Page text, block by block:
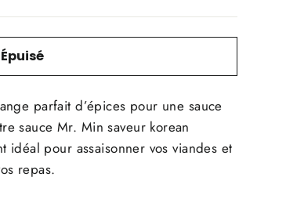
Épuisé
parfait d’épices pour une sauce
sauce Mr. Min saveur korean
idéal pour assaisonner vos viandes et
repas.